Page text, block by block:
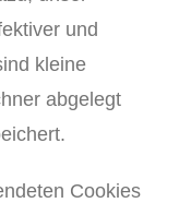
und
kleine
abgelegt
Cookies